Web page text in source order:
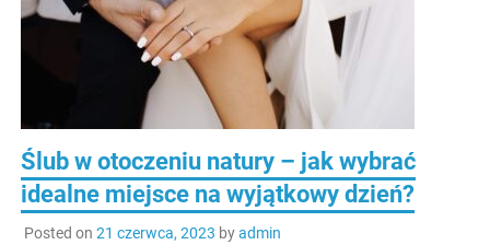
Ślub w otoczeniu natury – jak wybrać
idealne miejsce na wyjątkowy dzień?
Posted on 21 czerwca, 2023 byadmin